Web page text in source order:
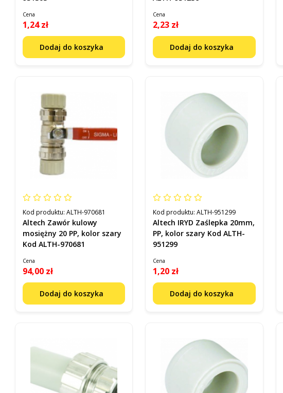
Cena
1,24 zł
Dodaj do koszyka
Cena
2,23 zł
Dodaj do koszyka
Kod produktu: ALTH-970681
Altech Zawór kulowy
mosiężny 20 PP, kolor szary
Kod ALTH-970681
Cena
94,00 zł
Dodaj do koszyka
Kod produktu:ALTH-951299
Altech IRYD Zaślepka 20mm,
PP, kolor szary Kod ALTH-
951299
Cena
1,20 zł
Dodaj do koszyka